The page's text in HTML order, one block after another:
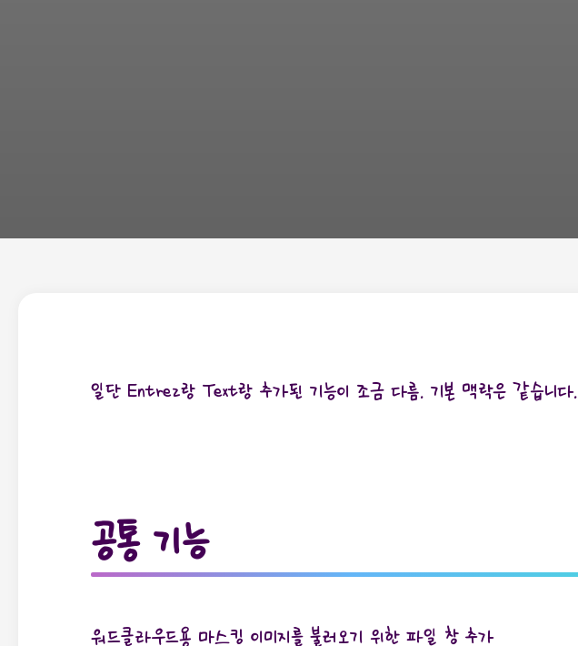
일단 Entrez랑 Text랑 추가된 기능이 조금 다름. 기본 맥락은 같습니다.
공통 기능
워드클라우드용 마스킹 이미지를 불러오기 위한 파일 창 추가